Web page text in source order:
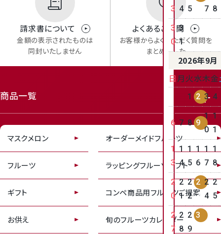
3 4 5
7 8
3
0
3
1
2026年9月
日月火水木金
1 2 3 4
6 7 8 9
1
0
1
1
1
3
1
4
1
5
1
6
1
7
1
8
2
0
2
1
2
2
2
3
2
4
2
5
2
7
2
8
2
9
3
請求書について
金額の表示されたものは
同封いたしません
contact_support
よくあるご質問
お客様からよくいただく質問を
まとめました
商品一覧
マスクメロン
フルーツ
ギフト
お供え
オーダーメイドフルーツ
ラッピングフルーツギフト
コンペ商品用フルーツご提案
旬のフルーツカレンダー